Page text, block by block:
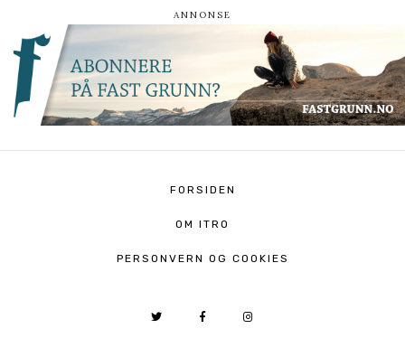
FORSIDEN
OM ITRO
PERSONVERN OG COOKIES